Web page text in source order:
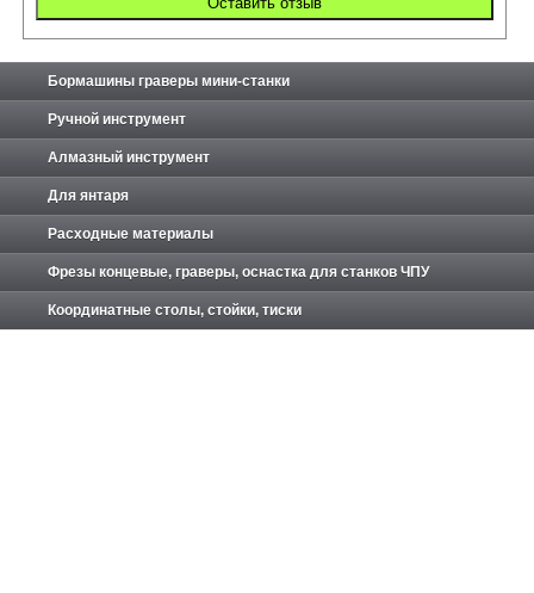
Бормашины граверы мини-станки
Ручной инструмент
Алмазный инструмент
Для янтаря
Расходные материалы
Фрезы концевые, граверы, оснастка для станков ЧПУ
Координатные столы, стойки, тиски